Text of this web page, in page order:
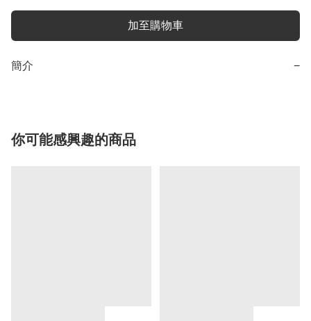
加至購物車
簡介 −
你可能感興趣的商品